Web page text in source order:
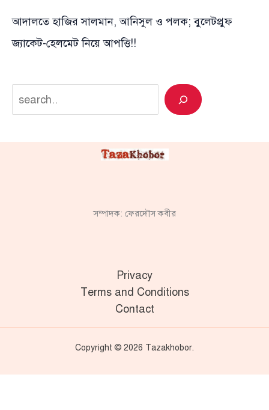
আদালতে হাজির সালমান, আনিসুল ও পলক; বুলেটপ্রুফ
জ্যাকেট-হেলমেট নিয়ে আপত্তি!!
Search
সম্পাদক: ফেরদৌস কবীর
Privacy
Terms and Conditions
Contact
Copyright © 2026 Tazakhobor.